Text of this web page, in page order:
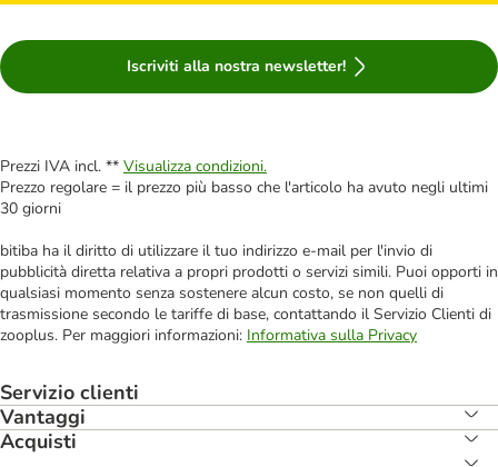
Iscriviti alla nostra newsletter!
Prezzi IVA incl. ** Visualizza condizioni.
Prezzo regolare = il prezzo più basso che l'articolo ha avuto negli ultimi
30 giorni
bitiba ha il diritto di utilizzare il tuo indirizzo e-mail per l'invio di
pubblicità diretta relativa a propri prodotti o servizi simili. Puoi opporti in
qualsiasi momento senza sostenere alcun costo, se non quelli di
trasmissione secondo le tariffe di base, contattando il Servizio Clienti di
zooplus. Per maggiori informazioni: Informativa sulla Privacy
Servizio clienti
Vantaggi
Acquisti